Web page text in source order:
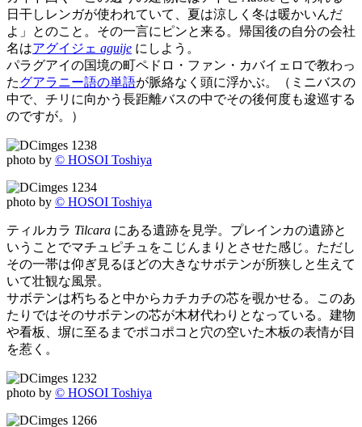
日干しレンガが使われていて、夏は涼しく冬は暖かいんだ
よ」とのこと。その一言にピンと来る。帰国後の自分の会社
名はアグイジェ aguije にしよう。
パラグアイの国境の町ペドロ・ファン・カバイェロで教わっ
たグアラニー語の単語が脈絡なく頭に浮かぶ。（ミニバスの
中で、チリに向かう長距離バスの中でその後何度も逡巡する
のですが。）
photo by © HOSOI Toshiya
photo by © HOSOI Toshiya
ティルカラ Tilcara にある遺跡を見学。プレインカの遺跡と
いうことでマチュピチュをこじんまりとさせた感じ。ただし
その一帯は仰ぎ見るほどの大きなサボテンが所狭しと生えて
いて壮観な風景。
サボテンは朽ちると中からカチカチの芯を覗かせる。このあ
たりではそのサボテンの芯が木材代わりとなっている。建物
や看板、塀に至るまでポコポコと穴の空いた木板の表情が目
を惹く。
photo by © HOSOI Toshiya